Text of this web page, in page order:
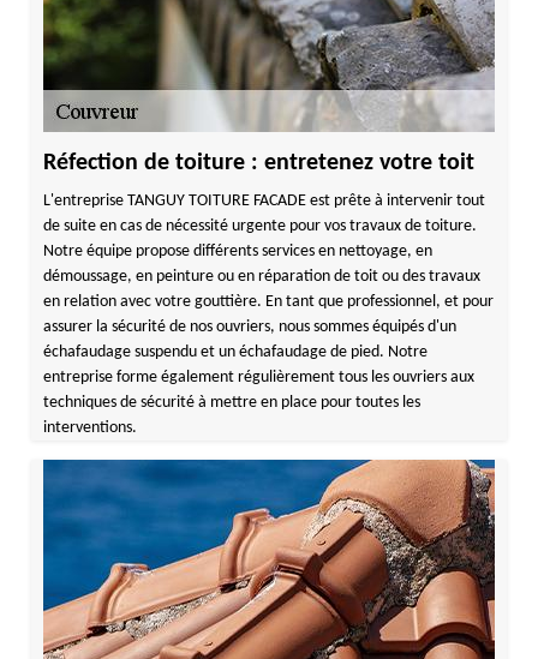
Réfection de toiture : entretenez votre toit
L'entreprise TANGUY TOITURE FACADE est prête à intervenir tout
de suite en cas de nécessité urgente pour vos travaux de toiture.
Notre équipe propose différents services en nettoyage, en
démoussage, en peinture ou en réparation de toit ou des travaux
en relation avec votre gouttière. En tant que professionnel, et pour
assurer la sécurité de nos ouvriers, nous sommes équipés d'un
échafaudage suspendu et un échafaudage de pied. Notre
entreprise forme également régulièrement tous les ouvriers aux
techniques de sécurité à mettre en place pour toutes les
interventions.